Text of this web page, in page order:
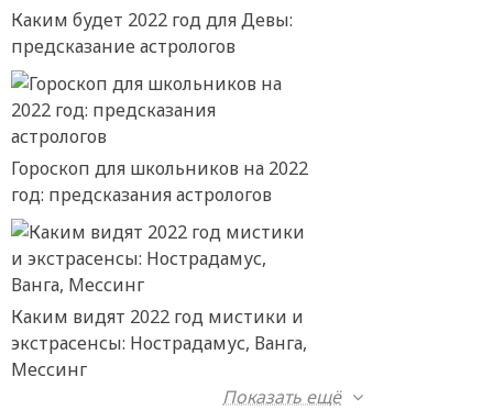
Каким будет 2022 год для Девы:
предсказание астрологов
Гороскоп для школьников на 2022
год: предсказания астрологов
Каким видят 2022 год мистики и
экстрасенсы: Нострадамус, Ванга,
Мессинг
Показать ещё